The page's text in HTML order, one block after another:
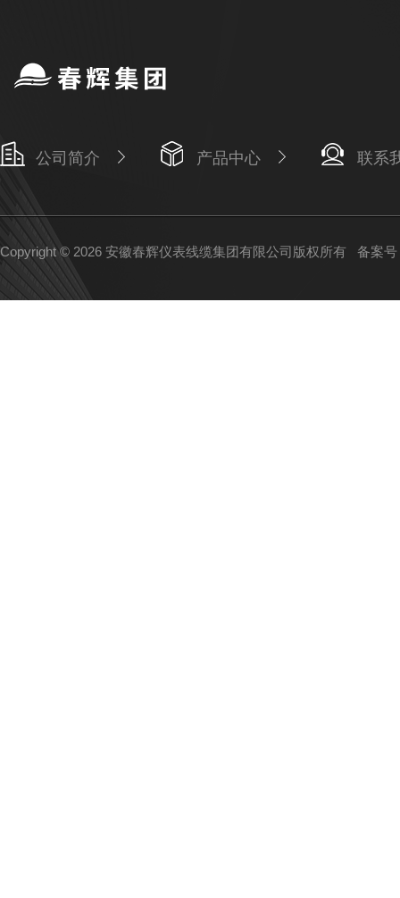
公司简介 产品中心 联系
Copyright © 2026 安徽春辉仪表线缆集团有限公司版权所有 备案号